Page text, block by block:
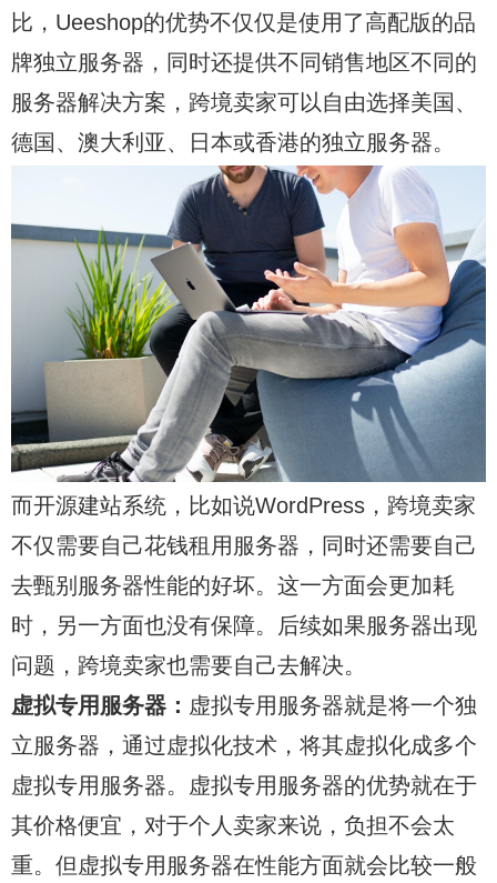
比，Ueeshop的优势不仅仅是使用了高配版的品
牌独立服务器，同时还提供不同销售地区不同的
服务器解决方案，跨境卖家可以自由选择美国、
德国、澳大利亚、日本或香港的独立服务器。
而开源建站系统，比如说WordPress，跨境卖家
不仅需要自己花钱租用服务器，同时还需要自己
去甄别服务器性能的好坏。这一方面会更加耗
时，另一方面也没有保障。后续如果服务器出现
问题，跨境卖家也需要自己去解决。
虚拟专用服务器： 虚拟专用服务器就是将一个独
立服务器，通过虚拟化技术，将其虚拟化成多个
虚拟专用服务器。虚拟专用服务器的优势就在于
其价格便宜，对于个人卖家来说，负担不会太
重。但虚拟专用服务器在性能方面就会比较一般